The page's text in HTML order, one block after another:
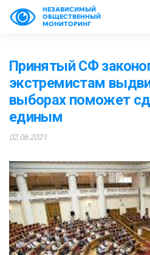
НЕЗАВИСИМЫЙ
ОБЩЕСТВЕННЫЙ
МОНИТОРИНГ
Принятый СФ
экстремистам
выборах поможет
единым
02.06.2021